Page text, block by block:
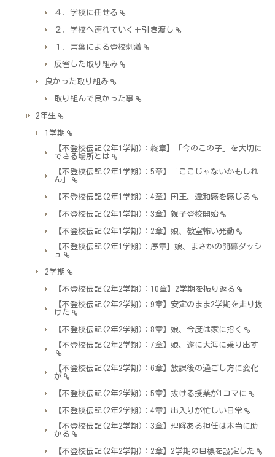
４．学校に任せる
２．学校へ連れていく＋引き渡し
１．言葉による登校刺激
反省した取り組み
良かった取り組み
取り組んで良かった事
2年生
1学期
【不登校伝記(2年1学期)：終章】「今のこの子」を大切に
できる場所とは
【不登校伝記(2年1学期)：5章】「ここじゃないかもしれ
ん」
【不登校伝記(2年1学期)：4章】国王、違和感を感じる
【不登校伝記(2年1学期)：3章】親子登校開始
【不登校伝記(2年1学期)：2章】娘、教室怖い発動
【不登校伝記(2年1学期)：序章】娘、まさかの開幕ダッシ
ュ
2学期
【不登校伝記(2年2学期)：10章】2学期を振り返る
【不登校伝記(2年2学期)：9章】安定のまま2学期を走り抜
けた
【不登校伝記(2年2学期)：8章】娘、今度は家に招く
【不登校伝記(2年2学期)：7章】娘、遂に大海に乗り出す
【不登校伝記(2年2学期)：6章】放課後の過ごし方に変化
が
【不登校伝記(2年2学期)：5章】抜ける授業が1コマに
【不登校伝記(2年2学期)：4章】出入りが忙しい日常
【不登校伝記(2年2学期)：3章】理解ある担任は本当に助
かる
【不登校伝記(2年2学期)：2章】2学期の目標を設定した